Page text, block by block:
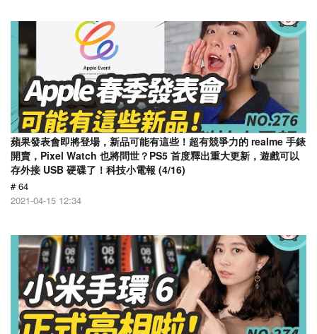
蘋果發表會即將登場，新品可能有這些！超有競爭力的 realme 手錶
開賣，Pixel Watch 也將問世？PS5 首度釋出重大更新，遊戲可以
存外接 USB 硬碟了！科技小電報 (4/16)
# 64
2021-04-15 12:34